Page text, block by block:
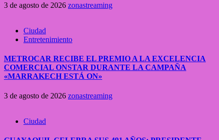
3 de agosto de 2026 zonastreaming
Ciudad
Entretenimiento
METROCAR RECIBE EL PREMIO A LA EXCELENCIA
COMERCIAL ONSTAR DURANTE LA CAMPAÑA
«MARRAKECH ESTÁ ON»
3 de agosto de 2026 zonastreaming
Ciudad